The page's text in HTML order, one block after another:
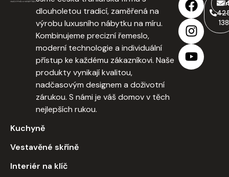
dlouholetou tradicí, zaměřená na
výrobu luxusního nábytku na míru.
Kombinujeme precizní řemeslo,
moderní technologie a individuální
přístup ke každému zákazníkovi. Naše
produkty vynikají kvalitou,
nadčasovým designem a doživotní
zárukou. S námi je váš domov v těch
nejlepších rukou.
138
Kuchyně
Vestavěné skříně
Interiér na klíč